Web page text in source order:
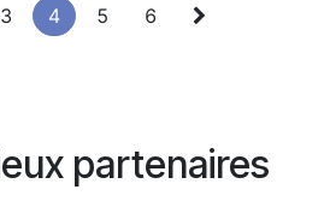
3 4 5 6
partenaires